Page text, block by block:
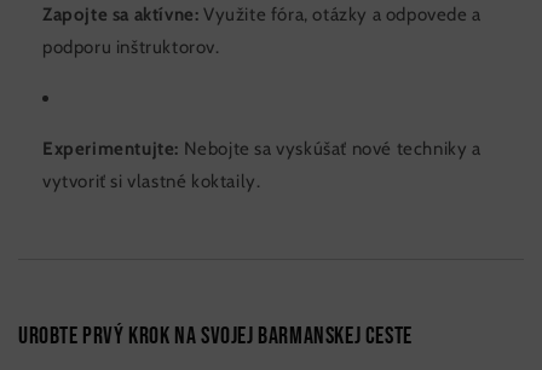
Zapojte sa aktívne: Využite fóra, otázky a odpovede a
podporu inštruktorov.
Experimentujte: Nebojte sa vyskúšať nové techniky a
vytvoriť si vlastné koktaily.
Urobte prvý krok na svojej barmanskej ceste